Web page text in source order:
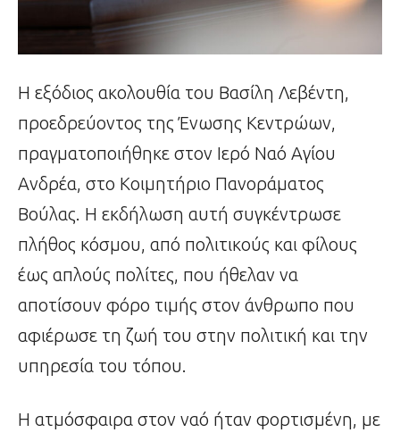
Η εξόδιος ακολουθία του Βασίλη Λεβέντη,
προεδρεύοντος της Ένωσης Κεντρώων,
πραγματοποιήθηκε στον Ιερό Ναό Αγίου
Ανδρέα, στο Κοιμητήριο Πανοράματος
Βούλας. Η εκδήλωση αυτή συγκέντρωσε
πλήθος κόσμου, από πολιτικούς και φίλους
έως απλούς πολίτες, που ήθελαν να
αποτίσουν φόρο τιμής στον άνθρωπο που
αφιέρωσε τη ζωή του στην πολιτική και την
υπηρεσία του τόπου.
Η ατμόσφαιρα στον ναό ήταν φορτισμένη, με